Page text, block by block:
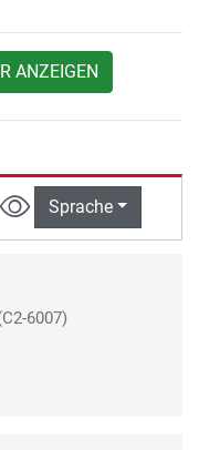
ANZEIGEN
Sprache
6007)